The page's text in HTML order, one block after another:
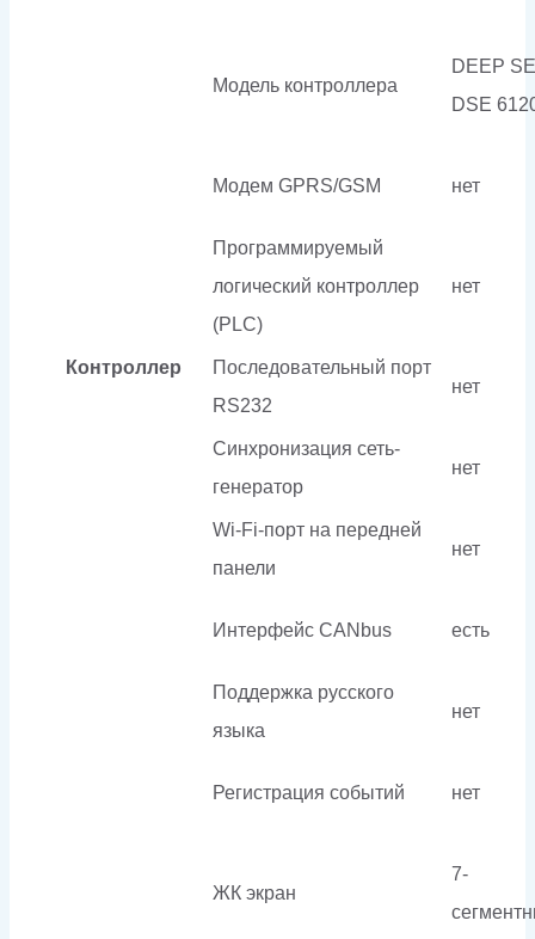
Контроллер
Модель контроллера
DEEP
DSE
Модем GPRS/GSM нет
Программируемый
логический контроллер
(PLC)
нет
Последовательный порт
RS232
нет
Синхронизация сеть-
генератор
нет
Wi-Fi-порт на передней
панели
нет
Интерфейс CANbus есть
Поддержка русского
языка
нет
Регистрация событий нет
ЖК экран
7-